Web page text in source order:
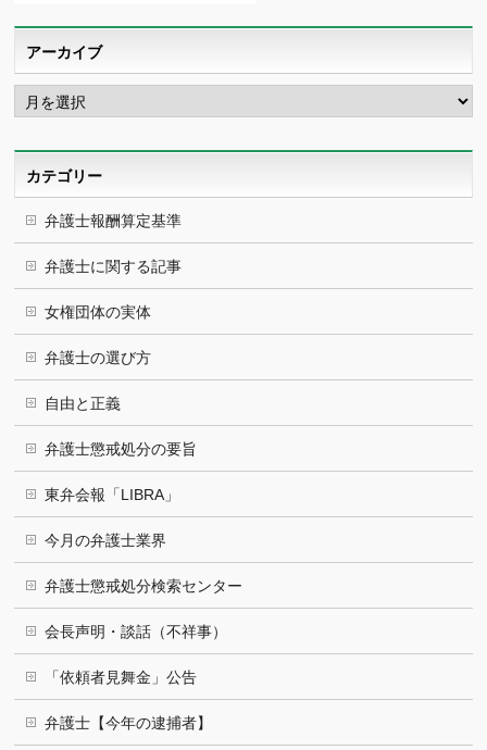
アーカイブ
ア
ー
カ
カテゴリー
弁護士報酬算定基準
弁護士に関する記事
女権団体の実体
弁護士の選び方
自由と正義
弁護士懲戒処分の要旨
東弁会報「LIBRA」
今月の弁護士業界
弁護士懲戒処分検索センター
会長声明・談話（不祥事）
「依頼者見舞金」公告
弁護士【今年の逮捕者】